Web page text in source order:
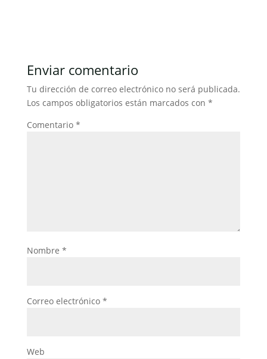
b
o
o
k
A
p
p
n tir
Enviar comentario
Tu dirección de correo electrónico no será publicada.
Los campos obligatorios están marcados con *
Comentario *
Nombre *
Correo electrónico *
Web